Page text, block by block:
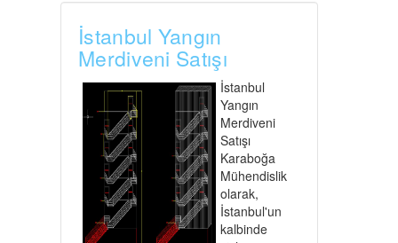
İstanbul Yangın
Merdiveni Satışı
İstanbul
Yangın
Merdiveni
Satışı
Karaboğa
Mühendislik
olarak,
İstanbul'un
kalbinde